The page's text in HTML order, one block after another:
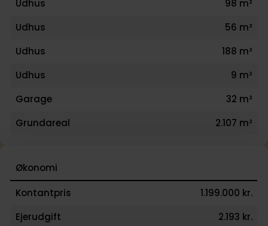
Udhus
98 m²
Udhus
56 m²
Udhus
188 m²
Udhus
9 m²
Garage
32 m²
Grundareal
2.107 m²
Økonomi
Kontantpris
1.199.000 kr.
Ejerudgift
2.193 kr.